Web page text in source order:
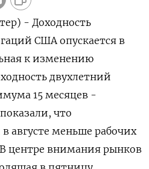
- Доходность
США опускается в
к изменению
двухлетний
15 месяцев -
что
августе меньше рабочих
центре внимания рынков